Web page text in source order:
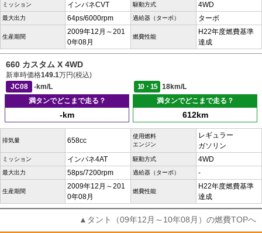
ミッション インパネCVT 駆動方式 4WD
最大出力 64ps/6000rpm 過給器（ターボ） ターボ
生産期間
2009年12月～201
0年08月
燃費性能
H22年度燃費基準
達成
660 カスタム X 4WD
新車時価格149.1万円(税込)
JC08
-km/L 10・15
18km/L
満タンでどこまで走る？
-km
満タンでどこまで走る？
612km
排気量 658cc
使用燃料
エンジン
レギュラー
ガソリン
ミッション インパネ4AT 駆動方式 4WD
最大出力 58ps/7200rpm 過給器（ターボ） -
生産期間
2009年12月～201
0年08月
燃費性能
H22年度燃費基準
達成
▲タント（09年12月～10年08月）の燃費TOPへ